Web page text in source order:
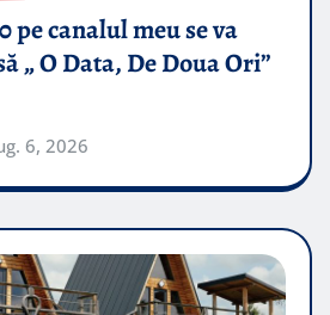
pe canalul meu se va
„ O Data, De Doua Ori”
6, 2026